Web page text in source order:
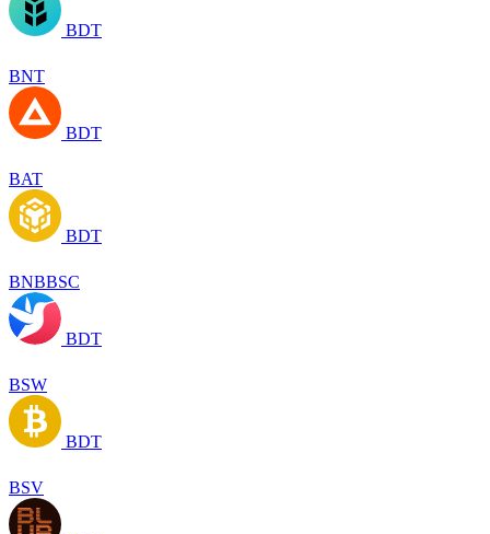
BDT
BNT
BDT
BAT
BDT
BNBBSC
BDT
BSW
BDT
BSV